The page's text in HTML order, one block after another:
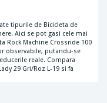
tipurile de Bicicleta de
Aici se pot gasi cele mai
Rock Machine Crossride 100
observabile, putandu-se
reale. Compara
29 Gri/Roz L-19 si fa